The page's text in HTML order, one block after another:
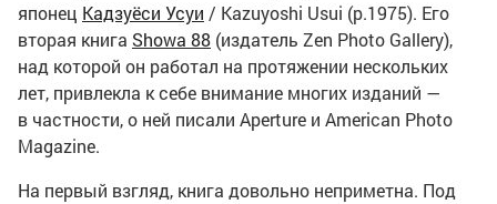
японец Кадзуёси Усуи / Kazuyoshi Usui (р.1975). Его
вторая книга Showa 88 (издатель Zen Photo Gallery),
над которой он работал на протяжении нескольких
лет, привлекла к себе внимание многих изданий —
в частности, о ней писали Aperture и American Photo
Magazine.
На первый взгляд, книга довольно неприметна. Под